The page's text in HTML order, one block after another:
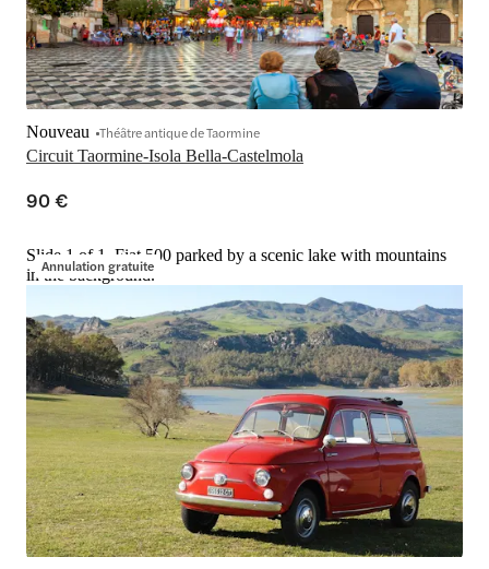
Circuit Taormine-Isola Bella-Castelmola
Nouveau Théâtre antique de Taormine
90 €
Annulation gratuite
Slide 1 of 1, Fiat 500 parked by a scenic lake with mountains
in the background.